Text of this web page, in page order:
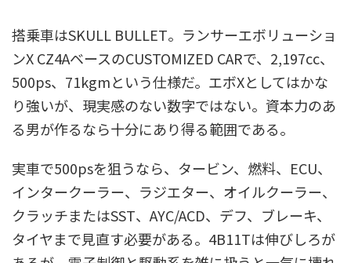
搭乗車はSKULL BULLET。ランサーエボリューショ
ンX CZ4AベースのCUSTOMIZED CARで、2,197cc、
500ps、71kgmという仕様だ。エボXとしてはかな
り強いが、現実感のない数字ではない。資本力のあ
る男が作るなら十分にあり得る範囲である。
実車で500psを狙うなら、タービン、燃料、ECU、
インタークーラー、ラジエター、オイルクーラー、
クラッチまたはSST、AYC/ACD、デフ、ブレーキ、
タイヤまで見直す必要がある。4B11Tは伸びしろが